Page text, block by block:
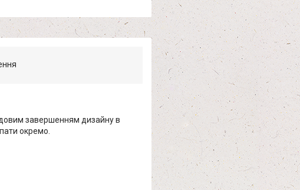
завершенням дизайну в
окремо.